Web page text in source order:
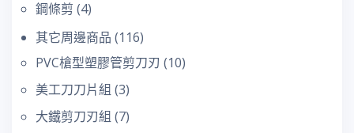
鋼條剪 (4)
其它周邊商品 (116)
PVC槍型塑膠管剪刀刃 (10)
美工刀刀片組 (3)
大鐵剪刀刃組 (7)